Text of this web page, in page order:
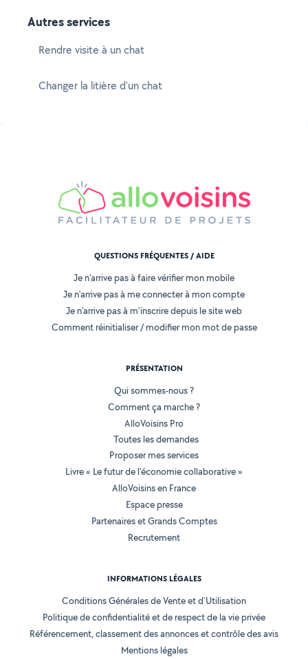
Autres services
Rendre visite à un chat
Changer la litière d'un chat
QUESTIONS FRÉQUENTES / AIDE
Je n'arrive pas à faire vérifier mon mobile
Je n'arrive pas à me connecter à mon compte
Je n'arrive pas à m'inscrire depuis le site web
Comment réinitialiser / modifier mon mot de passe
PRÉSENTATION
Qui sommes-nous ?
Comment ça marche ?
AlloVoisins Pro
Toutes les demandes
Proposer mes services
Livre « Le futur de l'économie collaborative »
AlloVoisins en France
Espace presse
Partenaires et Grands Comptes
Recrutement
INFORMATIONS LÉGALES
Conditions Générales de Vente et d'Utilisation
Politique de confidentialité et de respect de la vie privée
Référencement, classement des annonces et contrôle des avis
Mentions légales